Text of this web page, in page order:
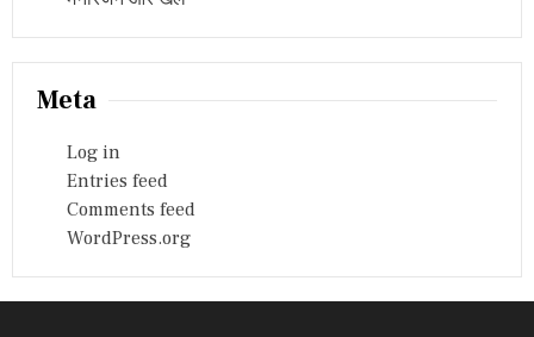
Meta
Log in
Entries feed
Comments feed
WordPress.org